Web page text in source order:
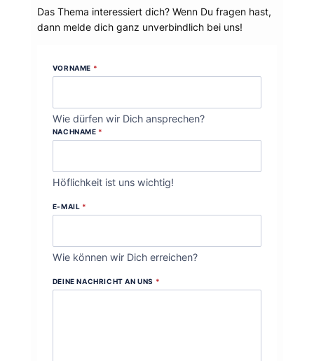
Das Thema interessiert dich? Wenn Du fragen hast,
dann melde dich ganz unverbindlich bei uns!
VORNAME *
Wie dürfen wir Dich ansprechen?
NACHNAME *
Höflichkeit ist uns wichtig!
E-MAIL *
Wie können wir Dich erreichen?
DEINE NACHRICHT AN UNS *